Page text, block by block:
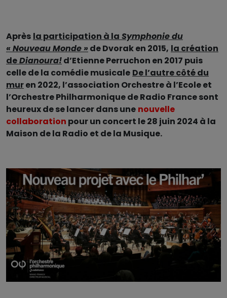
Après la participation à la Symphonie du
« Nouveau Monde » de Dvorak en 2015, la création
deDianoura!d’Etienne Perruchon en 2017 puis
celle de la comédie musicale De l’autre côté du
muren 2022, l’association Orchestre à l’Ecole et
l’Orchestre Philharmonique de Radio France sont
heureux de se lancer dans une nouvelle
collaboration pour un concert le 28 juin 2024 à la
Maison de la Radio et de la Musique.